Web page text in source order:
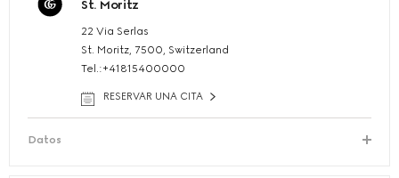
St. Moritz
22 Via Serlas
St. Moritz, 7500, Switzerland
Tel.:+41815400000
RESERVAR UNA CITA
Datos